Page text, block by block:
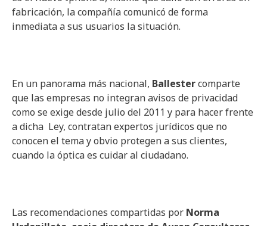
fabricación, la compañía comunicó de forma
inmediata a sus usuarios la situación.
En un panorama más nacional, Ballestercomparte
que las empresas no integran avisos de privacidad
como se exige desde julio del 2011 y para hacer frente
a dicha Ley, contratan expertos jurídicos que no
conocen el tema y obvio protegen a sus clientes,
cuando la óptica es cuidar al ciudadano.
Las recomendaciones compartidas por Norma